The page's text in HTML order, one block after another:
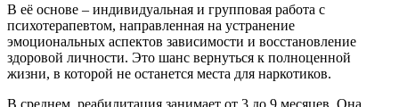
В её основе – индивидуальная и групповая работа с
психотерапевтом, направленная на устранение
эмоциональных аспектов зависимости и восстановление
здоровой личности. Это шанс вернуться к полноценной
жизни, в которой не останется места для наркотиков.